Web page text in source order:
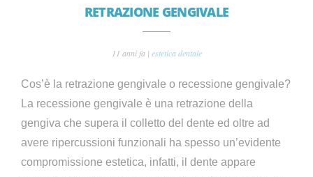
RETRAZIONE GENGIVALE
11 anni fa | estetica dentale
Cos’è la retrazione gengivale o recessione gengivale?
La recessione gengivale è una retrazione della
gengiva che supera il colletto del dente ed oltre ad
avere ripercussioni funzionali ha spesso un’evidente
compromissione estetica, infatti, il dente appare